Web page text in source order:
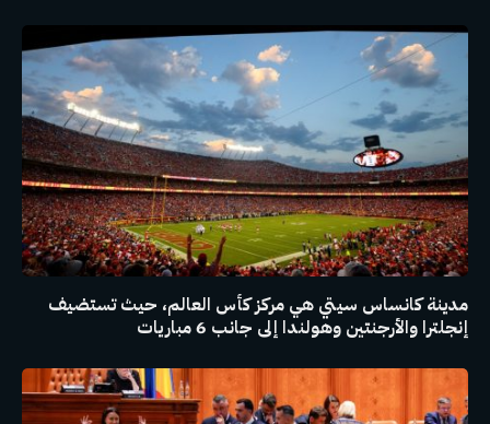
مدينة كانساس سيتي هي مركز كأس العالم، حيث تستضيف
إنجلترا والأرجنتين وهولندا إلى جانب 6 مباريات